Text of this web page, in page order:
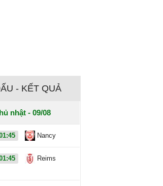
- KẾT QUẢ
nhật - 09/08
Nancy
Reims